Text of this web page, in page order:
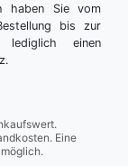
haben Sie vom
bis zur
lediglich einen
Eine